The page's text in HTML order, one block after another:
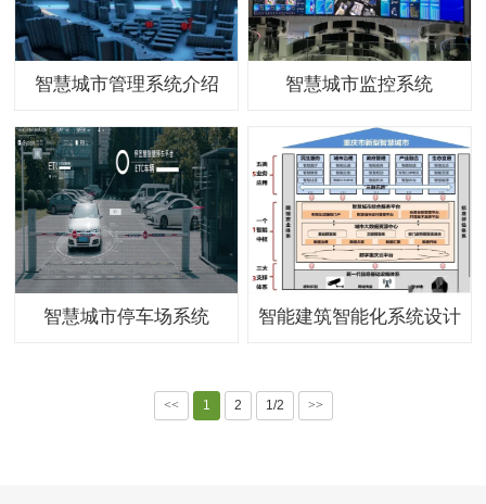
智慧城市管理系统介绍 智慧城市监控系统
智慧城市停车场系统 智能建筑智能化系统设计
<< 1 2 1/2 >>